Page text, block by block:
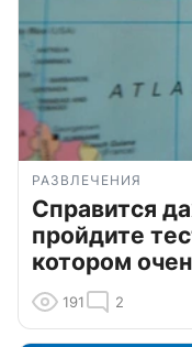
РАЗВЛЕЧЕНИЯ
Справится
пройдите
котором
191 2